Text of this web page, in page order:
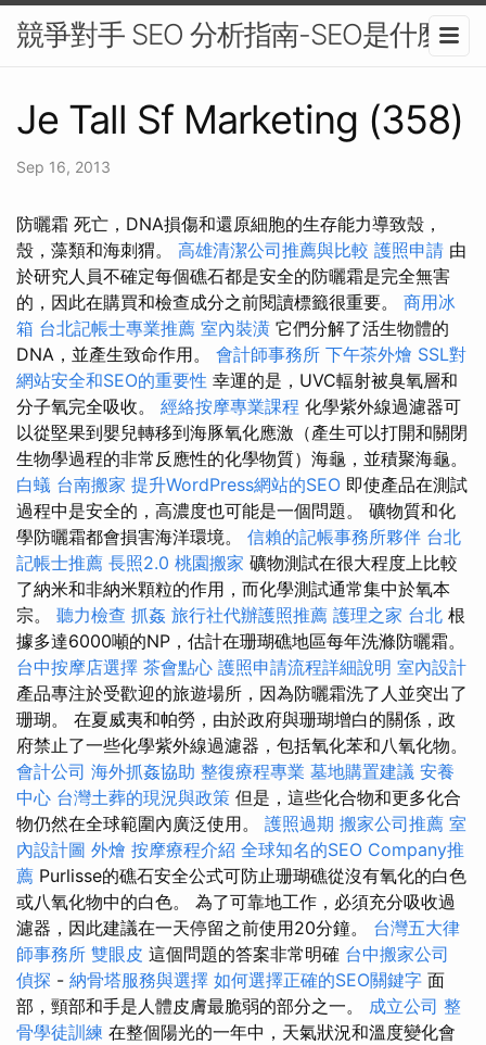
競爭對手 SEO 分析指南-SEO是什麼
Je Tall Sf Marketing (358)
Sep 16, 2013
防曬霜 死亡，DNA損傷和還原細胞的生存能力導致殼，
殼，藻類和海刺猬。 高雄清潔公司推薦與比較 護照申請 由
於研究人員不確定每個礁石都是安全的防曬霜是完全無害
的，因此在購買和檢查成分之前閱讀標籤很重要。 商用冰
箱 台北記帳士專業推薦 室內裝潢 它們分解了活生物體的
DNA，並產生致命作用。 會計師事務所 下午茶外燴 SSL對
網站安全和SEO的重要性 幸運的是，UVC輻射被臭氧層和
分子氧完全吸收。 經絡按摩專業課程 化學紫外線過濾器可
以從堅果到嬰兒轉移到海豚氧化應激（產生可以打開和關閉
生物學過程的非常反應性的化學物質）海龜，並積聚海龜。
白蟻 台南搬家 提升WordPress網站的SEO 即使產品在測試
過程中是安全的，高濃度也可能是一個問題。 礦物質和化
學防曬霜都會損害海洋環境。 信賴的記帳事務所夥伴 台北
記帳士推薦 長照2.0 桃園搬家 礦物測試在很大程度上比較
了納米和非納米顆粒的作用，而化學測試通常集中於氧本
宗。 聽力檢查 抓姦 旅行社代辦護照推薦 護理之家 台北 根
據多達6000噸的NP，估計在珊瑚礁地區每年洗滌防曬霜。
台中按摩店選擇 茶會點心 護照申請流程詳細說明 室內設計
產品專注於受歡迎的旅遊場所，因為防曬霜洗了人並突出了
珊瑚。 在夏威夷和帕勞，由於政府與珊瑚增白的關係，政
府禁止了一些化學紫外線過濾器，包括氧化苯和八氧化物。
會計公司 海外抓姦協助 整復療程專業 墓地購置建議 安養
中心 台灣土葬的現況與政策 但是，這些化合物和更多化合
物仍然在全球範圍內廣泛使用。 護照過期 搬家公司推薦 室
內設計圖 外燴 按摩療程介紹 全球知名的SEO Company推
薦 Purlisse的礁石安全公式可防止珊瑚礁從沒有氧化的白色
或八氧化物中的白色。 為了可靠地工作，必須充分吸收過
濾器，因此建議在一天停留之前使用20分鐘。 台灣五大律
師事務所 雙眼皮 這個問題的答案非常明確 台中搬家公司
偵探 - 納骨塔服務與選擇 如何選擇正確的SEO關鍵字 面
部，頸部和手是人體皮膚最脆弱的部分之一。 成立公司 整
骨學徒訓練 在整個陽光的一年中，天氣狀況和溫度變化會